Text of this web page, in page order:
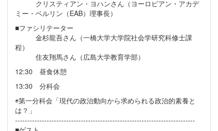
クリスティアン・ヨハンさん（ヨーロピアン・アカデ
ミー・ベルリン（EAB）理事長）
■ファシリテーター
金杉龍吾さん（一橋大学大学院社会学研究科修士課
程）
住友翔馬さん（広島大学教育学部）
12:30 昼食休憩
13:30 分科会
◉第一分科会「現代の政治動向から求められる政治的素養と
は？」
--------------------------------------------------------------------------